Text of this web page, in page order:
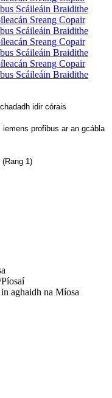
idir córais
profibus ar an gcábla
1)
aghaidh na Míosa